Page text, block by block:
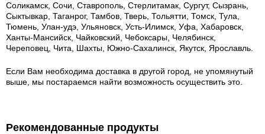
Соликамск, Сочи, Ставрополь, Стерлитамак, Сургут, Сызрань,
Сыктывкар, Таганрог, Тамбов, Тверь, Тольятти, Томск, Тула,
Тюмень, Улан-удэ, Ульяновск, Усть-Илимск, Уфа, Хабаровск,
Ханты-Мансийск, Чайковский, Чебоксары, Челябинск,
Череповец, Чита, Шахты, Южно-Сахалинск, Якутск, Ярославль.
Если Вам необходима доставка в другой город, не упомянутый
выше, мы постараемся найти возможность осуществить это.
Рекомендованные продукты